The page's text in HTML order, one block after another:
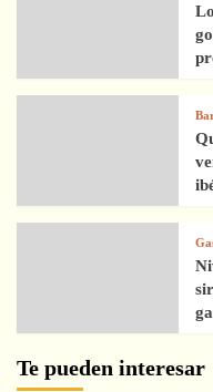
Te pueden interesar